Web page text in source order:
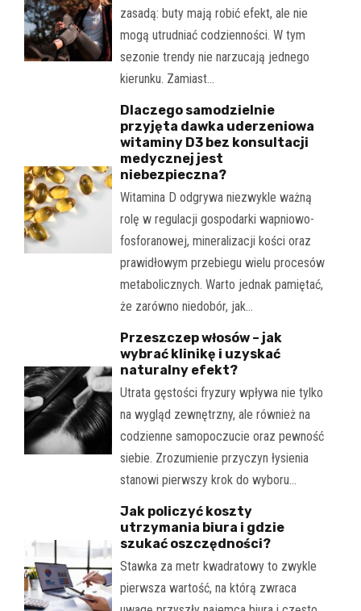
zasadą: buty mają robić efekt, ale nie
mogą utrudniać codzienności. W tym
sezonie trendy nie narzucają jednego
kierunku. Zamiast…
Dlaczego samodzielnie
przyjęta dawka uderzeniowa
witaminy D3 bez konsultacji
medycznej jest
niebezpieczna?
Witamina D odgrywa niezwykle ważną
rolę w regulacji gospodarki wapniowo-
fosforanowej, mineralizacji kości oraz
prawidłowym przebiegu wielu procesów
metabolicznych. Warto jednak pamiętać,
że zarówno niedobór, jak…
Przeszczep włosów – jak
wybrać klinikę i uzyskać
naturalny efekt?
Utrata gęstości fryzury wpływa nie tylko
na wygląd zewnętrzny, ale również na
codzienne samopoczucie oraz pewność
siebie. Zrozumienie przyczyn łysienia
stanowi pierwszy krok do wyboru…
Jak policzyć koszty
utrzymania biura i gdzie
szukać oszczędności?
Stawka za metr kwadratowy to zwykle
pierwsza wartość, na którą zwraca